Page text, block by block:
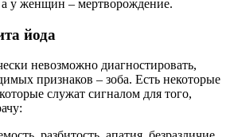
а у женщин – мертворождение.
йода
невозможно диагностировать,
признаков – зоба. Есть некоторые
служат сигналом для того,